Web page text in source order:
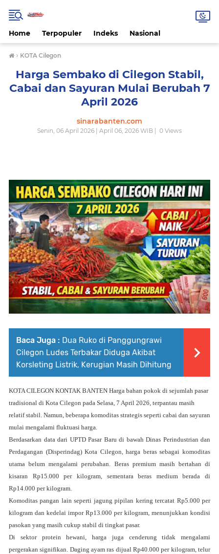
Home Terpopuler Indeks Nasional
› KOTA Cilegon
Harga Sembako di Cilegon Stabil,
Cabai dan Sayuran Mulai Berubah 7
April 2026
sinarabanten.com
Senin, 06 April 2026 | April 06, 2026 WIB | 0 Views
Baca Juga : Dua Ruko di Panggungrawi
Cilegon Ludes Terbakar Diduga Akibat
Korsleting Listrik, Kerugian Masih Dihitung
KOTA CILEGON KONTAK BANTEN Harga bahan pokok di sejumlah pasar
tradisional di Kota Cilegon pada Selasa, 7 April 2026, terpantau masih
relatif stabil. Namun, beberapa komoditas strategis seperti cabai dan sayuran
mulai mengalami fluktuasi harga.
Berdasarkan data dari UPTD Pasar Baru di bawah Dinas Perindustrian dan
Perdagangan (Disperindag) Kota Cilegon, harga beras sebagai komoditas
utama belum mengalami perubahan. Beras premium masih bertahan di
kisaran Rp15.000 per kilogram, sementara beras medium berada di
Rp14.000 per kilogram.
Komoditas pangan lain seperti jagung pipilan kering tercatat Rp5.000 per
kilogram dan kedelai impor Rp13.000 per kilogram, menunjukkan kondisi
pasokan yang masih cukup stabil di tingkat pasar.
Di sektor protein hewani, harga juga cenderung tidak mengalami
pergerakan signifikan. Daging ayam ras dijual Rp40.000 per kilogram, telur